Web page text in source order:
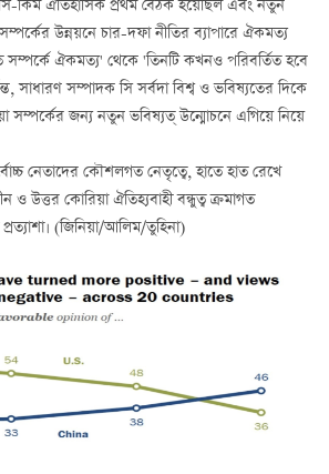
কিম ঐতিহাসিক প্রথম বৈঠক হয়েছিল এবং নতুন
উন্নয়নে চার-দফা নীতির ব্যাপারে ঐকমত্য
সম্পর্কে ঐকমত্য' থেকে 'তিনটি কখনও পরিবর্তিত হবে
সাধারণ সম্পাদক সি সর্বদা বিশ্ব ও ভবিষ্যতের দিকে
সম্পর্কের জন্য নতুন ভবিষ্যত্ উন্মোচনে এগিয়ে নিয়ে
নেতাদের কৌশলগত নেতৃত্বে, হাতে হাত রেখে
ও উত্তর কোরিয়া ঐতিহ্যবাহী বন্ধুত্ব ক্রমাগত
(জিনিয়া/আলিম/তুহিনা)